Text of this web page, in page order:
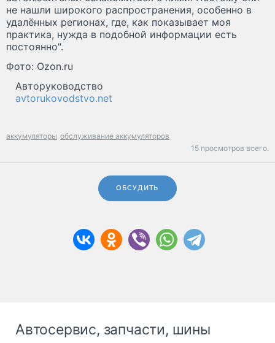
не нашли широкого распространения, особенно в
удалённых регионах, где, как показывает моя
практика, нужда в подобной информации есть
постоянно".
Фото: Ozon.ru
Авторуководство
avtorukovodstvo.net
аккумуляторы обслуживание аккумуляторов
15 просмотров всего.
ОБСУДИТЬ
Автосервис, запчасти, шины